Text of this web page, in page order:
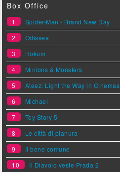
Box Office
1
Spider-Man - Brand New Day
2
Odissea
3
Hokum
4
Minions & Monsters
5
Ateez: Light the Way in Cinemas
6
Michael
7
Toy Story 5
8
Le città di pianura
9
Il bene comune
10
Il Diavolo veste Prada 2